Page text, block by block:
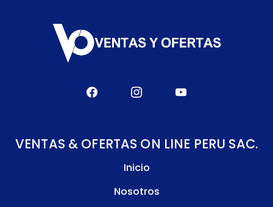
VENTAS & OFERTAS ON LINE PERU SAC.
Inicio
Nosotros